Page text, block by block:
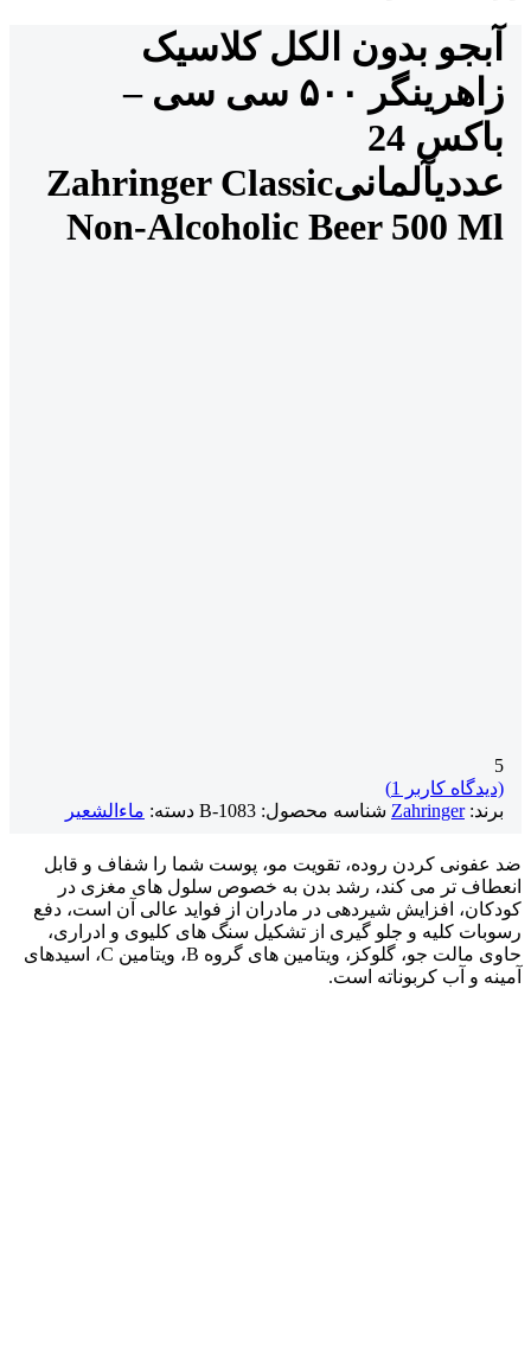
آبجو بدون الکل کلاسیک
زاهرینگر ۵۰۰ سی سی –
باکس 24
عددیآلمانیZahringer Classic
Non-Alcoholic Beer 500 Ml
5
(دیدگاه کاربر 1
)
برند:Zahringer شناسه محصول: B-1083 دسته: ماءالشعیر
ضد عفونی کردن روده، تقویت مو، پوست شما را شفاف و قابل
انعطاف تر می کند، رشد بدن به خصوص سلول های مغزی در
کودکان، افزایش شیردهی در مادران از فواید عالی آن است، دفع
رسوبات کلیه و جلو گیری از تشکیل سنگ های کلیوی و ادراری،
حاوی مالت جو، گلوکز، ویتامین های گروه B، ویتامین C، اسیدهای
آمینه و آب کربوناته است.